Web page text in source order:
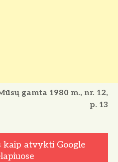
gamta 1980 m., nr. 12,
p. 13
kaip atvykti Google